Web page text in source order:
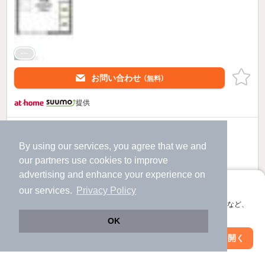
By using our services, you agree that we and
our partners use cookies to improve
advertising and enhance your experience on
our services.
Privacy Policy
OK
アプリに切り替えて、サクサクお部屋探し
会員登録なしですぐ使える。マップ検索やお気に入り保存など、
アプリを開く
お問い合わせ （無料）
提供
（管理費4,500円）
敷 不要 礼 1.0ヶ月
2階 / 1K / 23.18㎡
絞り込み条件を変更